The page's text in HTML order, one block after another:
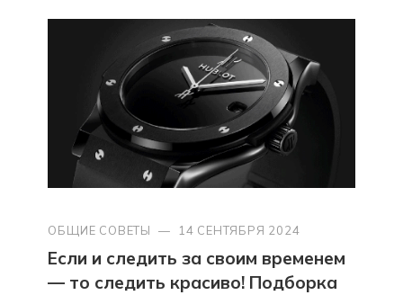
ОБЩИЕ СОВЕТЫ — 14 СЕНТЯБРЯ 2024
Если и следить за своим временем
— то следить красиво! Подборка